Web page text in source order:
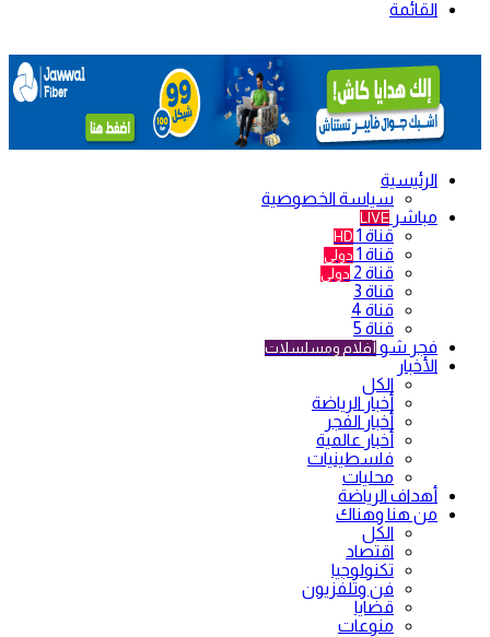
القائمة
الرئيسية
سياسة الخصوصية
مباشر LIVE
قناة 1 HD
قناة 1 دولي
قناة 2 دولي
قناة 3
قناة 4
قناة 5
فجر شو أفلام ومسلسلات
الأخبار
الكل
أخبار الرياضة
أخبار الفجر
أخبار عالمية
فلسطينيات
محليات
أهداف الرياضة
من هنا وهناك
الكل
اقتصاد
تكنولوجيا
فن وتلفزيون
قضايا
منوعات